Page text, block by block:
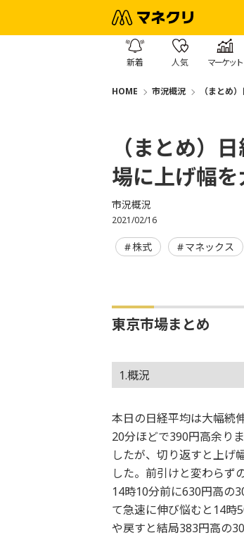
新着 人気 マーケット
HOME 市況概況 （まとめ
（まとめ）
場に上げ幅
市況概況
2021/02/16
株式 マネックス
東京市場まとめ
1.概況
本日の日経平均は大幅続
20分ほどで390円高余り
したが、切り返すと上げ
した。前引けと変わらず
14時10分前に630円高の
て急速に伸び悩むと14時
や戻すと結局383円高の